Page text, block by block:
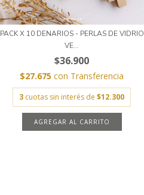
PACK X 10 DENARIOS - PERLAS DE VIDRIO
VE...
$36.900
$27.675 con Transferencia
3 cuotas sin interés de $12.300